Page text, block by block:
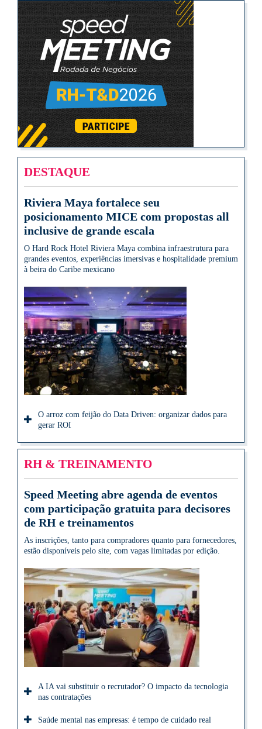
DESTAQUE
Riviera Maya fortalece seu
posicionamento MICE com propostas all
inclusive de grande escala
O Hard Rock Hotel Riviera Maya combina infraestrutura para
grandes eventos, experiências imersivas e hospitalidade premium
à beira do Caribe mexicano
O arroz com feijão do Data Driven: organizar dados para
gerar ROI
RH & TREINAMENTO
Speed Meeting abre agenda de eventos
com participação gratuita para decisores
de RH e treinamentos
As inscrições, tanto para compradores quanto para fornecedores,
estão disponíveis pelo site, com vagas limitadas por edição.
A IA vai substituir o recrutador? O impacto da tecnologia
nas contratações
Saúde mental nas empresas: é tempo de cuidado real